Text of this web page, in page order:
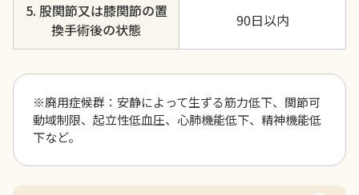
5. 股関節又は膝関節の置
換手術後の状態
90日以内
※廃用症候群：安静によって生ずる筋力低下、関節可
動域制限、起立性低血圧、心肺機能低下、精神機能低
下など。